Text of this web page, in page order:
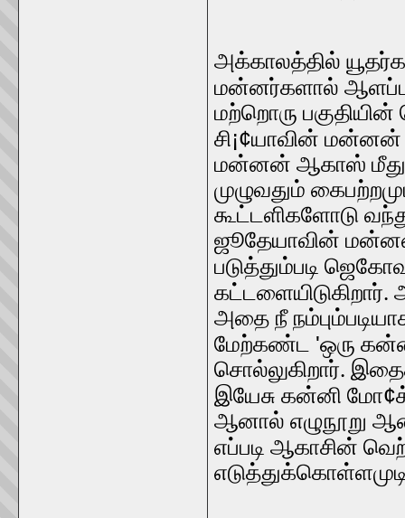
அக்காலத்தில்
மன்னர்களால்
மற்றொரு
சி¡¢யாவின் மன்னன்
மன்னன் ஆகாஸ் மீது
முழுவதும்
கூட்டளிகளோடு
ஜூதேயாவின்
படுத்தும்படி
அதை நீ
மேற்கண்ட 'ஒரு
சொல்லுகிறார்.
இயேசு கன்னி மோ¢
ஆனால் எழுநூறு
எப்படி ஆகாசின்